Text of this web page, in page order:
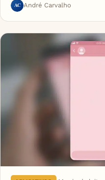
AC André Carvalho